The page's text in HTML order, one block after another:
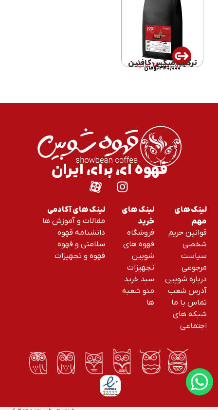
ترکیب میکس کافئین
٩٠% روبوستا ١٠% عربیکا ۳۴۰,۰۰۰تومان
قهوه ای برای ایران
لینک های
مهم
قوانین حریم
شخصی
سیاست
مرجوعی
درباره شوبین
آدرس شعب
تماس با ما
شبکه های
اجتماعی
لینک های
خرید
فروشگاه
قهوه های
شوبین
تجهیزات
سبد خرید
منو شعبه
ها
لینک های آکادمی
مقالات و آموزش ها
دانشنامه قهوه
سلامتی و قهوه
قهوه و تجهیزات